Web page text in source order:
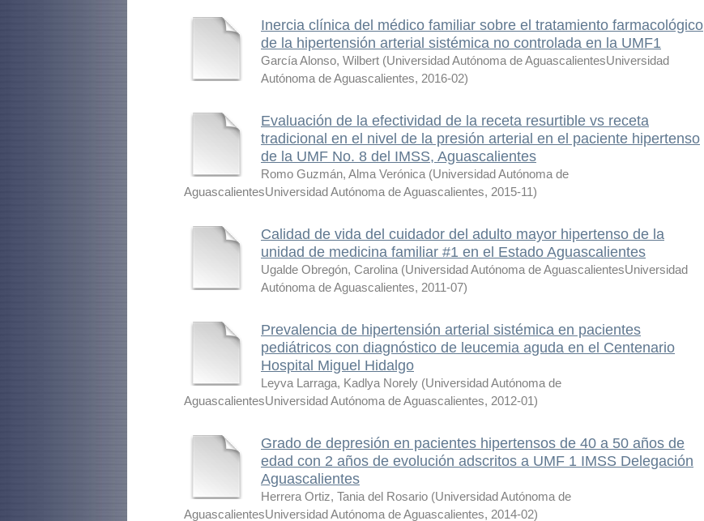
Inercia clínica del médico familiar sobre el tratamiento farmacológico
de la hipertensión arterial sistémica no controlada en la UMF1
García Alonso, Wilbert (Universidad Autónoma de AguascalientesUniversidad
Autónoma de Aguascalientes, 2016-02)
Evaluación de la efectividad de la receta resurtible vs receta
tradicional en el nivel de la presión arterial en el paciente hipertenso
de la UMF No. 8 del IMSS, Aguascalientes
Romo Guzmán, Alma Verónica (Universidad Autónoma de
AguascalientesUniversidad Autónoma de Aguascalientes, 2015-11)
Calidad de vida del cuidador del adulto mayor hipertenso de la
unidad de medicina familiar #1 en el Estado Aguascalientes
Ugalde Obregón, Carolina (Universidad Autónoma de AguascalientesUniversidad
Autónoma de Aguascalientes, 2011-07)
Prevalencia de hipertensión arterial sistémica en pacientes
pediátricos con diagnóstico de leucemia aguda en el Centenario
Hospital Miguel Hidalgo
Leyva Larraga, Kadlya Norely (Universidad Autónoma de
AguascalientesUniversidad Autónoma de Aguascalientes, 2012-01)
Grado de depresión en pacientes hipertensos de 40 a 50 años de
edad con 2 años de evolución adscritos a UMF 1 IMSS Delegación
Aguascalientes
Herrera Ortiz, Tania del Rosario (Universidad Autónoma de
AguascalientesUniversidad Autónoma de Aguascalientes, 2014-02)